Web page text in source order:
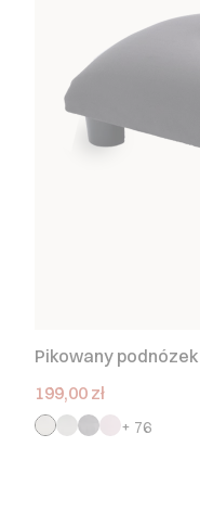
Pikowany
Cena
199,00 zł
+ 76